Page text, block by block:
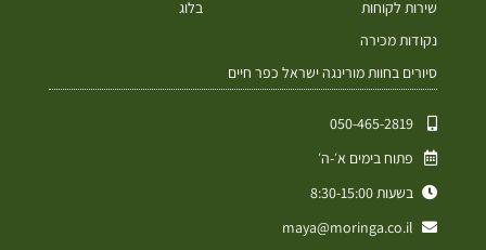
שירות לקוחות
נקודות מכירה
סיורים בחוות מורינגה ישראל כפר חיים
בלוג
050-465-2819⁩
פתוח בימים א׳-ה׳
בשעות 8:30-15:00
maya@moringa.co.il